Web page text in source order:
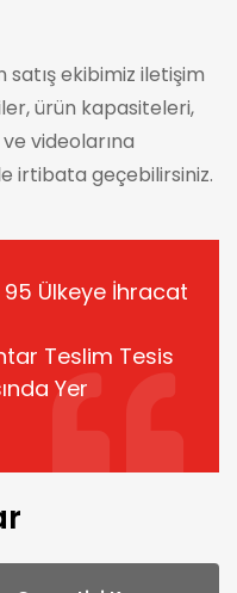
ekibimiz iletişim
ürün kapasiteleri,
videolarına
irtibata geçebilirsiniz.
Ülkeye İhracat
Teslim Tesis
Yer